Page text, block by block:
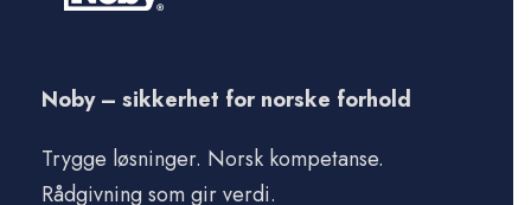
Noby – sikkerhet for norske forhold
Trygge løsninger. Norsk kompetanse.
Rådgivning som gir verdi.